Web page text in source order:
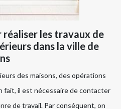
réaliser les travaux de
dans la ville de
des maisons, des opérations
fait, il est nécessaire de contacter
de travail. Par conséquent, on